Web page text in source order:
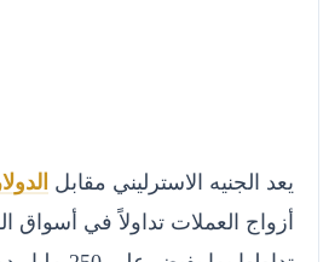
يعد الجنيه الاسترليني مقابل
أزواج العملات تداولاً في